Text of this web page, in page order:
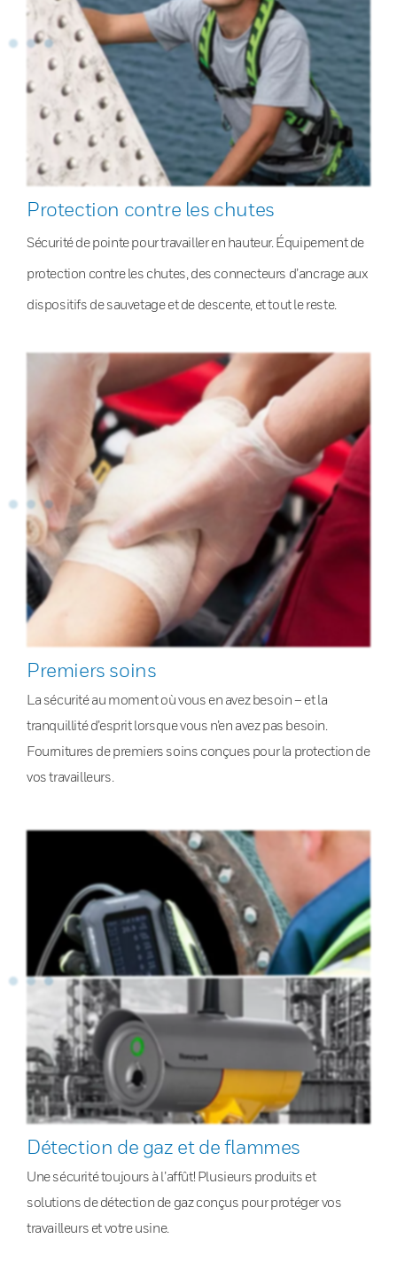
Protection contre les chutes
Sécurité de pointe pour travailler en hauteur. Équipement de
protection contre les chutes, des connecteurs d’ancrage aux
dispositifs de sauvetage et de descente, et tout le reste.
Premiers soins
La sécurité au moment où vous en avez besoin – et la
tranquillité d’esprit lorsque vous n’en avez pas besoin.
Fournitures de premiers soins conçues pour la protection de
vos travailleurs.
Détection de gaz et de flammes
Une sécurité toujours à l’affût! Plusieurs produits et
solutions de détection de gaz conçus pour protéger vos
travailleurs et votre usine.